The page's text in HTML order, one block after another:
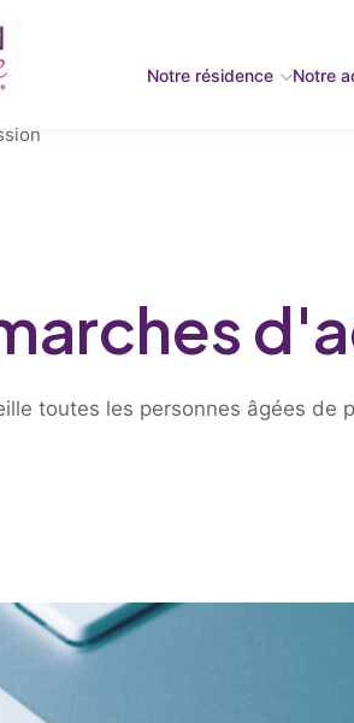
Notre résidence Notre
toutes les personnes âgées de